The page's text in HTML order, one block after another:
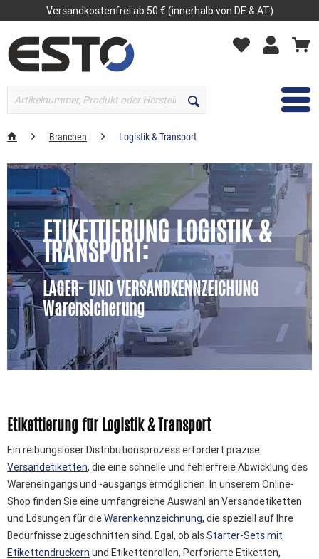
Versandkostenfrei ab 50 € (innerhalb von DE & AT)
MENÜ
Branchen Logistik & Transport
ETIKETTIERUNG LOGISTIK &
TRANSPORT:
LAGER- UND VERSANDKENNZEICHUNG
Warensicherung
Etikettierung für Logistik & Transport
Ein reibungsloser Distributionsprozess erfordert präzise
Versandetiketten, die eine schnelle und fehlerfreie Abwicklung des
Wareneingangs und -ausgangs ermöglichen. In unserem Online-
Shop finden Sie eine umfangreiche Auswahl an Versandetiketten
und Lösungen für dieWarenkennzeichnung, die speziell auf Ihre
Bedürfnisse zugeschnitten sind. Egal, ob alsStarter-Sets mit
Etikettendruckern und Etikettenrollen, Perforierte Etiketten,